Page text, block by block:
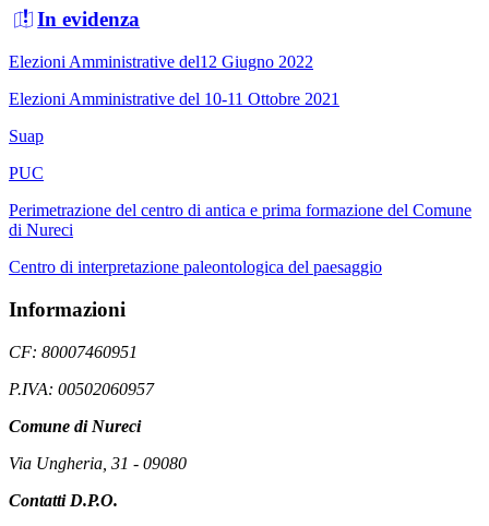
In evidenza
Elezioni Amministrative del12 Giugno 2022
Elezioni Amministrative del 10-11 Ottobre 2021
Suap
PUC
Perimetrazione del centro di antica e prima formazione del Comune
di Nureci
Centro di interpretazione paleontologica del paesaggio
Informazioni
CF: 80007460951
P.IVA: 00502060957
Comune di Nureci
Via Ungheria, 31 - 09080
Contatti D.P.O.